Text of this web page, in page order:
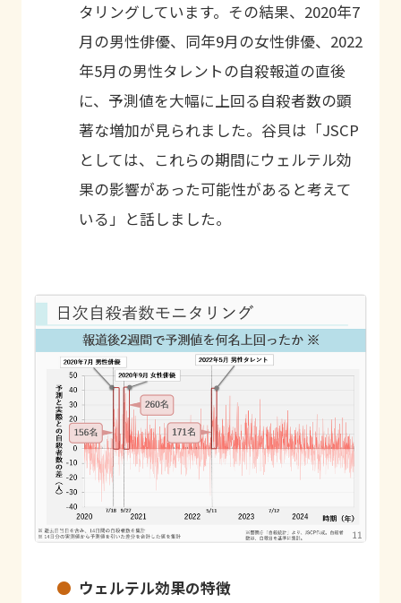
タリングしています。その結果、2020年7
月の男性俳優、同年9月の女性俳優、2022
年5月の男性タレントの自殺報道の直後
に、予測値を大幅に上回る自殺者数の顕
著な増加が見られました。谷貝は「JSCP
としては、これらの期間にウェルテル効
果の影響があった可能性があると考えて
いる」と話しました。
ウェルテル効果の特徴